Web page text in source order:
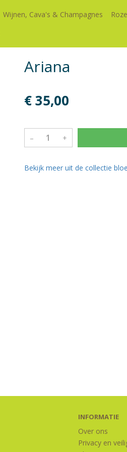
Wijnen, Cava's & Champagnes
Ariana
€ 35,00
– +
Bekijk meer uit de collectie
INFORMATIE
Over ons
Privacy en